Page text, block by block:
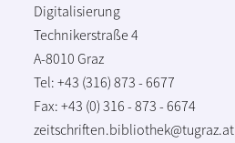
Digitalisierung
Technikerstraße 4
A-8010 Graz
Tel: +43 (316) 873 - 6677
Fax: +43 (0) 316 - 873 - 6674
zeitschriften.bibliothek@tugraz.at